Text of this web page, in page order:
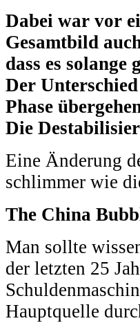
Dabei war vor
Gesamtbild
dass es solange
Der
Phase
Die
Eine Änderung
schlimmer wie
The China
Man sollte
der letzten 25
Hauptquelle